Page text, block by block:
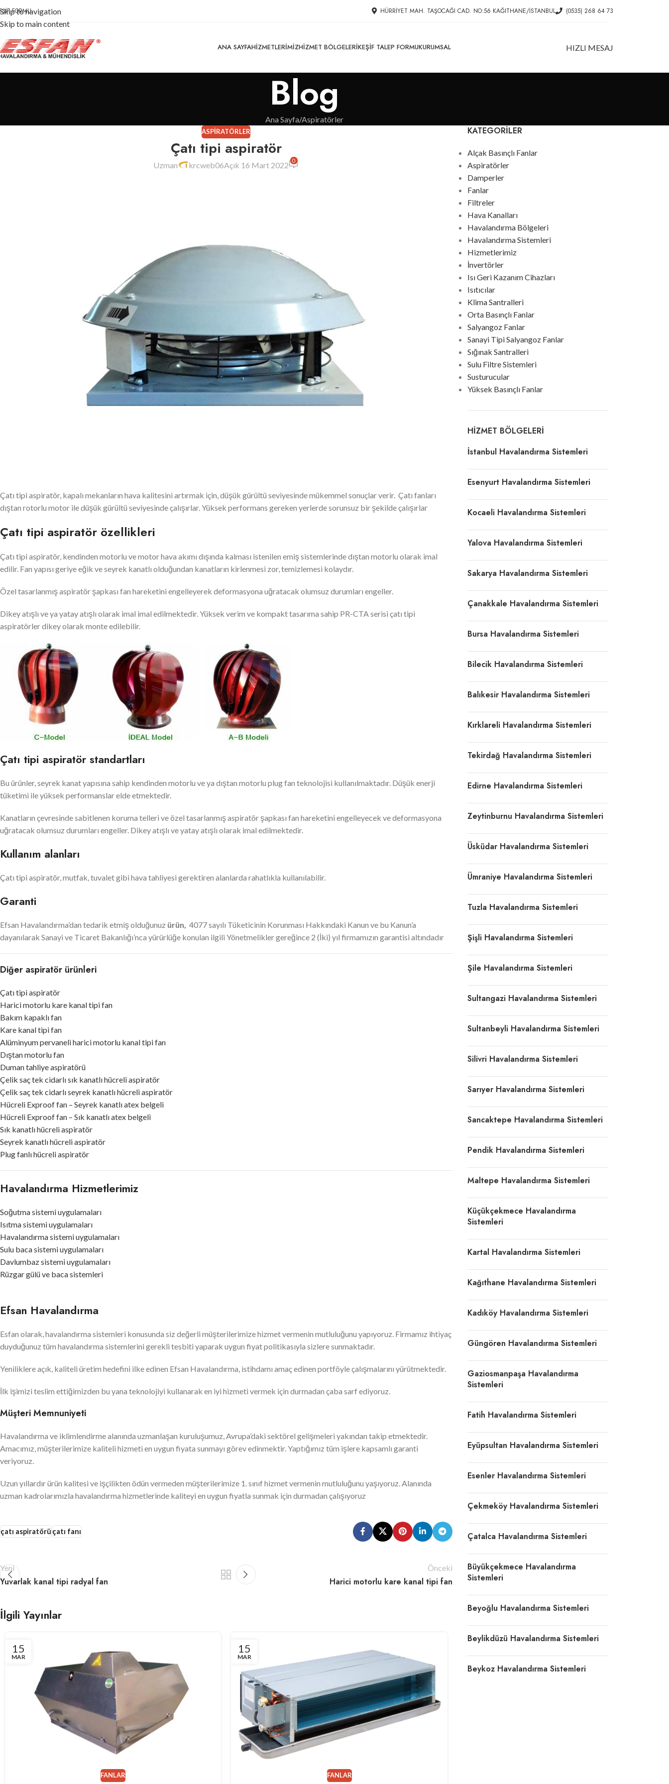
Skip to navigation
Skip to main content
FORMU HÜRRIYET MAH. TAŞOCAĞI CAD. NO:56 KAĞITHANE/İSTANBUL (0535) 268 64 73
ANA SAYFAHIZMETLERIMIZHIZMET BÖLGELERIKEŞIF TALEP FORMUKURUMSAL HIZLI MESAJ
Blog
Ana Sayfa Aspiratörler
ASPIRATÖRLER
Çatı tipi aspiratör
Uzman krcweb06Açık 16 Mart 2022 0
Çatı tipi aspiratör, kapalı mekanların hava kalitesini artırmak için, düşük gürültü seviyesinde mükemmel sonuçlar verir. Çatı fanları
dıştan rotorlu motor ile düşük gürültü seviyesinde çalışırlar. Yüksek performans gereken yerlerde sorunsuz bir şekilde çalışırlar
Çatı tipi aspiratör özellikleri
Çatı tipi aspiratör, kendinden motorlu ve motor hava akımı dışında kalması istenilen emiş sistemlerinde dıştan motorlu olarak imal
edilir. Fan yapısı geriye eğik ve seyrek kanatlı olduğundan kanatların kirlenmesi zor, temizlemesi kolaydır.
Özel tasarlanmış aspiratör şapkası fan hareketini engelleyerek deformasyona uğratacak olumsuz durumları engeller.
Dikey atışlı ve ya yatay atışlı olarak imal imal edilmektedir. Yüksek verim ve kompakt tasarıma sahip PR-CTA serisi çatı tipi
aspiratörler dikey olarak monte edilebilir.
Çatı tipi aspiratör standartları
Bu ürünler, seyrek kanat yapısına sahip kendinden motorlu ve ya dıştan motorlu plug fan teknolojisi kullanılmaktadır. Düşük enerji
tüketimi ile yüksek performanslar elde etmektedir.
Kanatların çevresinde sabitlenen koruma telleri ve özel tasarlanmış aspiratör şapkası fan hareketini engelleyecek ve deformasyona
uğratacak olumsuz durumları engeller. Dikey atışlı ve yatay atışlı olarak imal edilmektedir.
Kullanım alanları
Çatı tipi aspiratör, mutfak, tuvalet gibi hava tahliyesi gerektiren alanlarda rahatlıkla kullanılabilir.
Garanti
Efsan Havalandırma’dan tedarik etmiş olduğunuz ürün, 4077 sayılı Tüketicinin Korunması Hakkındaki Kanun ve bu Kanun’a
dayanılarak Sanayi ve Ticaret Bakanlığı’nca yürürlüğe konulan ilgili Yönetmelikler gereğince 2 (İki) yıl firmamızın garantisi altındadır
Diğer aspiratör ürünleri
Çatı tipi aspiratör
Harici motorlu kare kanal tipi fan
Bakım kapaklı fan
Kare kanal tipi fan
Alüminyum pervaneli harici motorlu kanal tipi fan
Dıştan motorlu fan
Duman tahliye aspiratörü
Çelik saç tek cidarlı sık kanatlı hücreli aspiratör
Çelik saç tek cidarlı seyrek kanatlı hücreli aspiratör
Hücreli Exproof fan – Seyrek kanatlı atex belgeli
Hücreli Exproof fan – Sık kanatlı atex belgeli
Sık kanatlı hücreli aspiratör
Seyrek kanatlı hücreli aspiratör
Plug fanlı hücreli aspiratör
Havalandırma Hizmetlerimiz
Soğutma sistemi uygulamaları
Isıtma sistemi uygulamaları
Havalandırma sistemi uygulamaları
Sulu baca sistemi uygulamaları
Davlumbaz sistemi uygulamaları
Rüzgar gülü ve baca sistemleri
Efsan Havalandırma
Esfan olarak, havalandırma sistemleri konusunda siz değerli müşterilerimize hizmet vermenin mutluluğunu yapıyoruz. Firmamız ihtiyaç
duyduğunuz tüm havalandırma sistemlerini gerekli tesbiti yaparak uygun fiyat politikasıyla sizlere sunmaktadır.
Yeniliklere açık, kaliteli üretim hedefini ilke edinen Efsan Havalandırma, istihdamı amaç edinen portföyle çalışmalarını yürütmektedir.
İlk işimizi teslim ettiğimizden bu yana teknolojiyi kullanarak en iyi hizmeti vermek için durmadan çaba sarf ediyoruz.
Müşteri Memnuniyeti
Havalandırma ve iklimlendirme alanında uzmanlaşan kuruluşumuz, Avrupa’daki sektörel gelişmeleri yakından takip etmektedir.
Amacımız, müşterilerimize kaliteli hizmeti en uygun fiyata sunmayı görev edinmektir. Yaptığımız tüm işlere kapsamlı garanti
veriyoruz.
Uzun yıllardır ürün kalitesi ve işçilikten ödün vermeden müşterilerimize 1. sınıf hizmet vermenin mutluluğunu yaşıyoruz. Alanında
uzman kadrolarımızla havalandırma hizmetlerinde kaliteyi en uygun fiyatla sunmak için durmadan çalışıyoruz
çatı aspiratörüçatı fanı
Yeni
Yuvarlak kanal tipi radyal fan
Önceki
Harici motorlu kare kanal tipi fan
İlgili Yayınlar
15
MAR
FANLAR
15
MAR
FANLAR
KATEGORILER
Alçak Basınçlı Fanlar
Aspiratörler
Damperler
Fanlar
Filtreler
Hava Kanalları
Havalandırma Bölgeleri
Havalandırma Sistemleri
Hizmetlerimiz
İnvertörler
Isı Geri Kazanım Cihazları
Isıtıcılar
Klima Santralleri
Orta Basınçlı Fanlar
Salyangoz Fanlar
Sanayi Tipi Salyangoz Fanlar
Sığınak Santralleri
Sulu Filtre Sistemleri
Susturucular
Yüksek Basınçlı Fanlar
HIZMET BÖLGELERI
İstanbul Havalandırma Sistemleri
Esenyurt Havalandırma Sistemleri
Kocaeli Havalandırma Sistemleri
Yalova Havalandırma Sistemleri
Sakarya Havalandırma Sistemleri
Çanakkale Havalandırma Sistemleri
Bursa Havalandırma Sistemleri
Bilecik Havalandırma Sistemleri
Balıkesir Havalandırma Sistemleri
Kırklareli Havalandırma Sistemleri
Tekirdağ Havalandırma Sistemleri
Edirne Havalandırma Sistemleri
Zeytinburnu Havalandırma Sistemleri
Üsküdar Havalandırma Sistemleri
Ümraniye Havalandırma Sistemleri
Tuzla Havalandırma Sistemleri
Şişli Havalandırma Sistemleri
Şile Havalandırma Sistemleri
Sultangazi Havalandırma Sistemleri
Sultanbeyli Havalandırma Sistemleri
Silivri Havalandırma Sistemleri
Sarıyer Havalandırma Sistemleri
Sancaktepe Havalandırma Sistemleri
Pendik Havalandırma Sistemleri
Maltepe Havalandırma Sistemleri
Küçükçekmece Havalandırma
Sistemleri
Kartal Havalandırma Sistemleri
Kağıthane Havalandırma Sistemleri
Kadıköy Havalandırma Sistemleri
Güngören Havalandırma Sistemleri
Gaziosmanpaşa Havalandırma
Sistemleri
Fatih Havalandırma Sistemleri
Eyüpsultan Havalandırma Sistemleri
Esenler Havalandırma Sistemleri
Çekmeköy Havalandırma Sistemleri
Çatalca Havalandırma Sistemleri
Büyükçekmece Havalandırma
Sistemleri
Beyoğlu Havalandırma Sistemleri
Beylikdüzü Havalandırma Sistemleri
Beykoz Havalandırma Sistemleri